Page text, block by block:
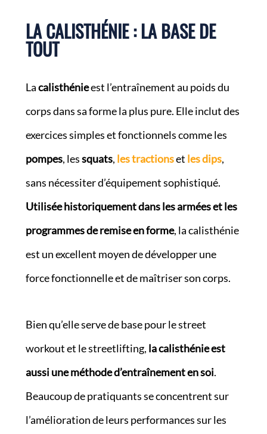
LA CALISTHÉNIE : LA BASE DE
TOUT
Lacalisthénieest l’entraînement au poids du
corps dans sa forme la plus pure. Elle inclut des
exercices simples et fonctionnels comme les
pompes, lessquats, les tractionset les dips,
sans nécessiter d’équipement sophistiqué.
Utilisée historiquement dans les armées et les
programmes de remise en forme, la calisthénie
est un excellent moyen de développer une
force fonctionnelle et de maîtriser son corps.
Bien qu’elle serve de base pour le street
workout et le streetlifting, la calisthénie est
aussi une méthode d’entraînement en soi.
Beaucoup de pratiquants se concentrent sur
l’amélioration de leurs performances sur les